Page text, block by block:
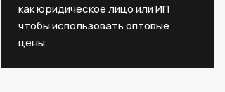
как юридическое лицо или ИП
чтобы использовать оптовые
цены